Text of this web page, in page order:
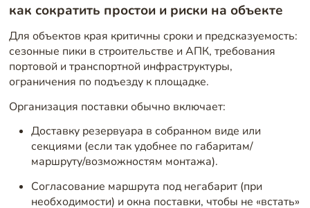
как сократить простои и риски на объекте
Для объектов края критичны сроки и предсказуемость:
сезонные пики в строительстве и АПК, требования
портовой и транспортной инфраструктуры,
ограничения по подъезду к площадке.
Организация поставки обычно включает:
Доставку резервуара в собранном виде или
секциями (если так удобнее по габаритам/
маршруту/возможностям монтажа).
Согласование маршрута под негабарит (при
необходимости) и окна поставки, чтобы не «встать»